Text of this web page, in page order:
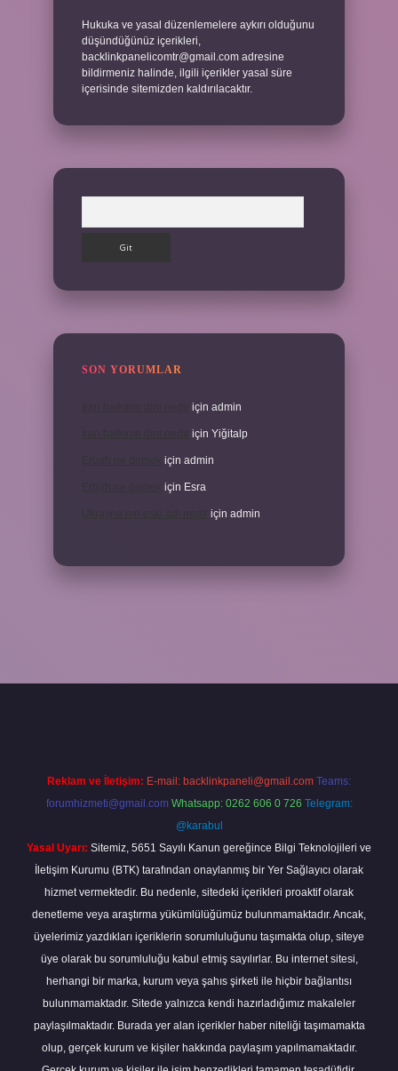
Hukuka ve yasal düzenlemelere aykırı olduğunu
düşündüğünüz içerikleri,
backlinkpanelicomtr@gmail.com adresine
bildirmeniz halinde, ilgili içerikler yasal süre
içerisinde sitemizden kaldırılacaktır.
SON YORUMLAR
için admin
için Yiğitalp
Erbah ne demek için admin
Erbah ne demek için Esra
için admin
Reklam ve İletişim: E-mail: backlinkpaneli@gmail.com Teams:
forumhizmeti@gmail.com Whatsapp: 0262 606 0 726 Telegram:
@karabul
Yasal Uyarı: Sitemiz, 5651 Sayılı Kanun gereğince Bilgi Teknolojileri ve
İletişim Kurumu (BTK) tarafından onaylanmış bir Yer Sağlayıcı olarak
hizmet vermektedir. Bu nedenle, sitedeki içerikleri proaktif olarak
denetleme veya araştırma yükümlülüğümüz bulunmamaktadır. Ancak,
üyelerimiz yazdıkları içeriklerin sorumluluğunu taşımakta olup, siteye
üye olarak bu sorumluluğu kabul etmiş sayılırlar. Bu internet sitesi,
herhangi bir marka, kurum veya şahıs şirketi ile hiçbir bağlantısı
bulunmamaktadır. Sitede yalnızca kendi hazırladığımız makaleler
paylaşılmaktadır. Burada yer alan içerikler haber niteliği taşımamakta
olup, gerçek kurum ve kişiler hakkında paylaşım yapılmamaktadır.